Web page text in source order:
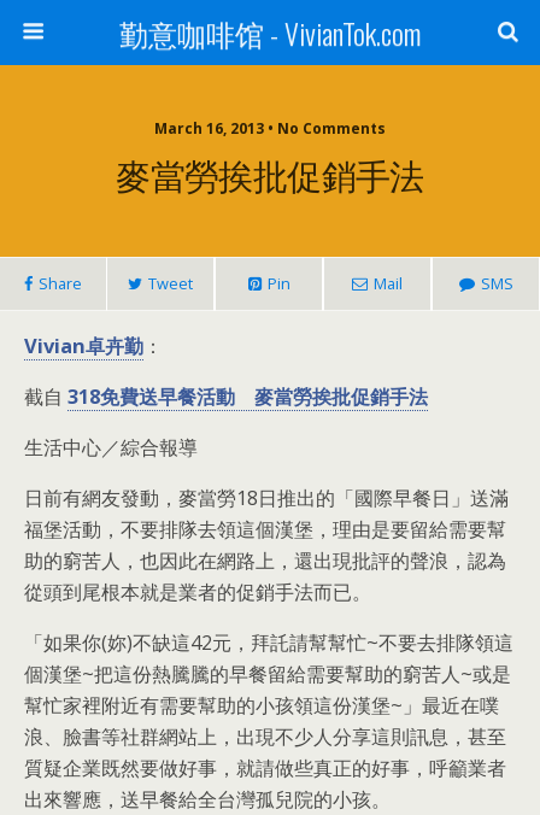
勤意咖啡馆 - VivianTok.com
March 16, 2013 • No Comments
麥當勞挨批促銷手法
Share Tweet Pin Mail SMS
Vivian卓卉勤 ：
截自 318免費送早餐活動 麥當勞挨批促銷手法
生活中心／綜合報導
日前有網友發動，麥當勞18日推出的「國際早餐日」送滿
福堡活動，不要排隊去領這個漢堡，理由是要留給需要幫
助的窮苦人，也因此在網路上，還出現批評的聲浪，認為
從頭到尾根本就是業者的促銷手法而已。
「如果你(妳)不缺這42元，拜託請幫幫忙~不要去排隊領這
個漢堡~把這份熱騰騰的早餐留給需要幫助的窮苦人~或是
幫忙家裡附近有需要幫助的小孩領這份漢堡~」最近在噗
浪、臉書等社群網站上，出現不少人分享這則訊息，甚至
質疑企業既然要做好事，就請做些真正的好事，呼籲業者
出來響應，送早餐給全台灣孤兒院的小孩。